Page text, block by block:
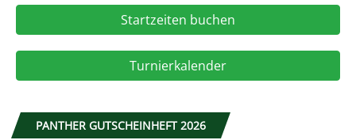
Startzeiten buchen
Turnierkalender
PANTHER GUTSCHEINHEFT 2026